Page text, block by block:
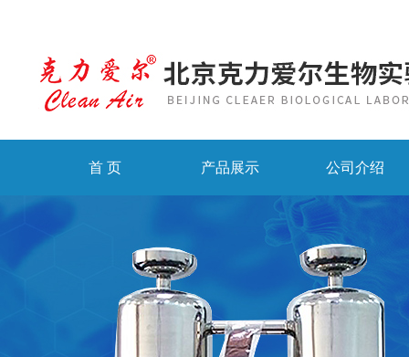
首 页 产品展示 公司介绍